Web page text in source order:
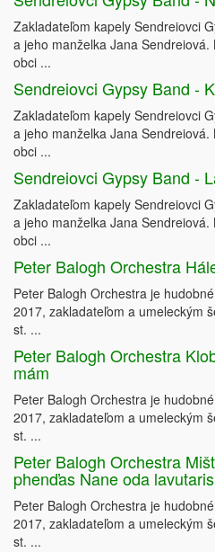
Zakladateľom kapely Sendreiovci
a jeho manželka Jana
obci ...
Sendreiovci Gypsy Band -
Zakladateľom kapely Sendreiovci
a jeho manželka Jana
obci ...
Sendreiovci Gypsy Band -
Zakladateľom kapely Sendreiovci
a jeho manželka Jana
obci ...
Peter Balogh Orchestra
Peter Balogh Orchestra je
2017, zakladateľom a umeleckým
st. ...
Peter Balogh Orchestra
mám
Peter Balogh Orchestra je
2017, zakladateľom a umeleckým
st. ...
Peter Balogh Orchestra
phenďas Nane oda lavutaris
Peter Balogh Orchestra je
2017, zakladateľom a umeleckým
st. ...